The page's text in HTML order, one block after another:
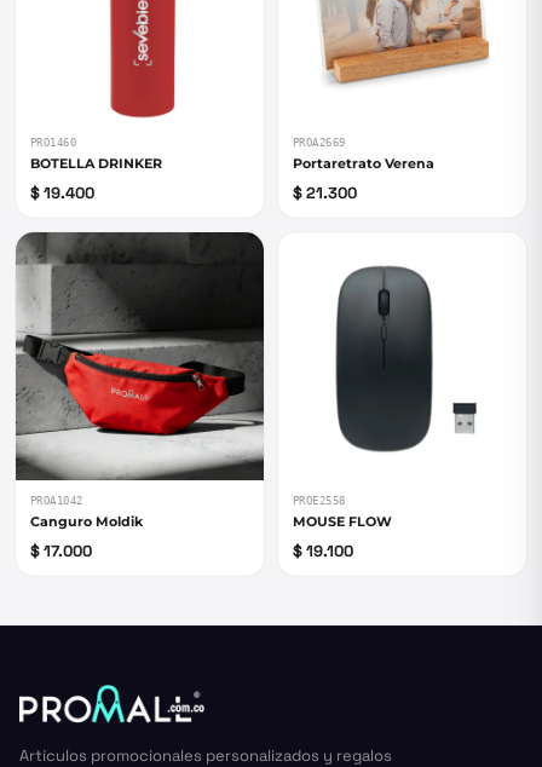
PRO1460
BOTELLA DRINKER
$ 19.400
PROA2669
Portaretrato Verena
$ 21.300
PROA1042
Canguro Moldik
$ 17.000
PROE2558
MOUSE FLOW
$ 19.100
Artículos promocionales personalizados y regalos